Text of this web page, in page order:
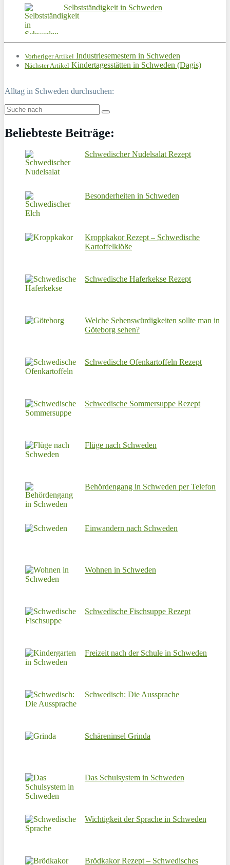
Selbstständigkeit in Schweden
Vorheriger Artikel Industriesemestern in Schweden
Nächster Artikel Kindertagesstätten in Schweden (Dagis)
Alltag in Schweden durchsuchen:
Beliebteste Beiträge:
Schwedischer Nudelsalat Rezept
Besonderheiten in Schweden
Kroppkakor Rezept – Schwedische
Kartoffelklöße
Schwedische Haferkekse Rezept
Welche Sehenswürdigkeiten sollte man in
Göteborg sehen?
Schwedische Ofenkartoffeln Rezept
Schwedische Sommersuppe Rezept
Flüge nach Schweden
Behördengang in Schweden per Telefon
Einwandern nach Schweden
Wohnen in Schweden
Schwedische Fischsuppe Rezept
Freizeit nach der Schule in Schweden
Schwedisch: Die Aussprache
Schäreninsel Grinda
Das Schulsystem in Schweden
Wichtigkeit der Sprache in Schweden
Brödkakor Rezept – Schwedisches